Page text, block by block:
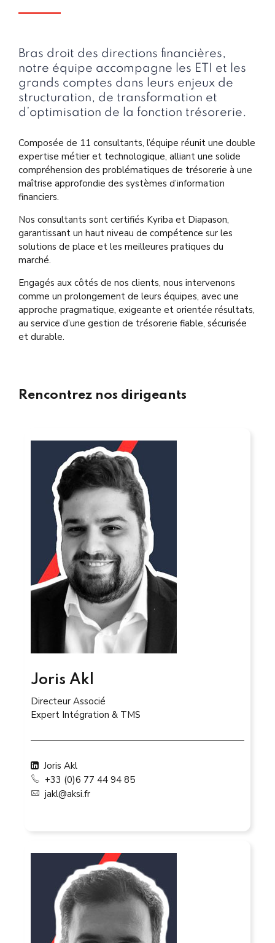
Bras droit des directions financières,
notre équipe accompagne les ETI et les
grands comptes dans leurs enjeux de
structuration, de transformation et
d’optimisation de la fonction trésorerie.
Composée de 11 consultants, l’équipe réunit une double
expertise métier et technologique, alliant une solide
compréhension des problématiques de trésorerie à une
maîtrise approfondie des systèmes d’information
financiers.
Nos consultants sont certifiés Kyriba et Diapason,
garantissant un haut niveau de compétence sur les
solutions de place et les meilleures pratiques du
marché.
Engagés aux côtés de nos clients, nous intervenons
comme un prolongement de leurs équipes, avec une
approche pragmatique, exigeante et orientée résultats,
au service d’une gestion de trésorerie fiable, sécurisée
et durable.
Rencontrez nos dirigeants
Joris Akl
Directeur Associé
Expert Intégration & TMS
Joris Akl
+33 (0)6 77 44 94 85
jakl@aksi.fr